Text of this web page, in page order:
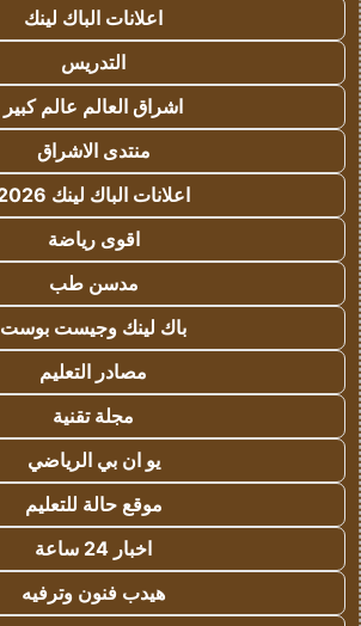
اعلانات الباك لينك
التدريس
اشراق العالم عالم كبير
منتدى الاشراق
اعلانات الباك لينك 2026
اقوى رياضة
مدسن طب
باك لينك وجيست بوست
مصادر التعليم
مجلة تقنية
يو ان بي الرياضي
موقع حالة للتعليم
اخبار 24 ساعة
هيدب فنون وترفيه